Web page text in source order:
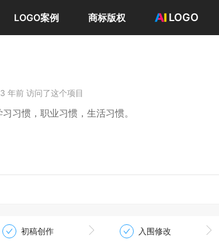
LOGO案例 商标版权 LOGO
3 年前 访问了这个项目
习惯，职业习惯，生活习惯。
初稿创作 入围修改